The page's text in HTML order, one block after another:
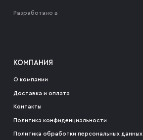
Разработано в
КОМПАНИЯ
О компании
Доставка и оплата
Контакты
Политика конфиденциальности
Политика обработки персональных данных